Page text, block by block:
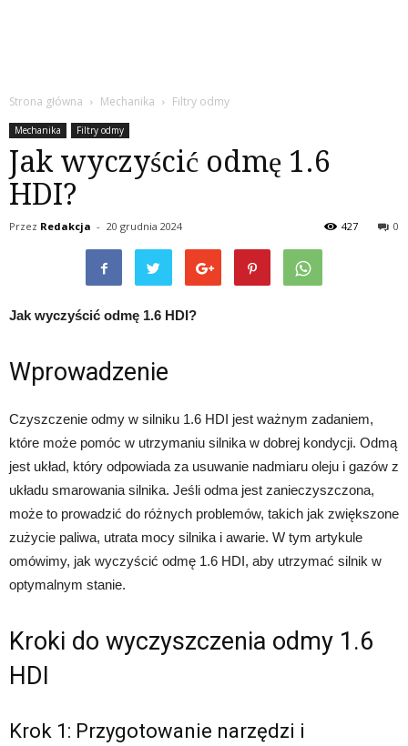
Strona główna Mechanika Filtry odmy
Mechanika Filtry odmy
Jak wyczyścić odmę 1.6
HDI?
Przez Redakcja - 20 grudnia 2024 0
427
Jak wyczyścić odmę 1.6 HDI?
Wprowadzenie
Czyszczenie odmy w silniku 1.6 HDI jest ważnym zadaniem,
które może pomóc w utrzymaniu silnika w dobrej kondycji. Odmą
jest układ, który odpowiada za usuwanie nadmiaru oleju i gazów z
układu smarowania silnika. Jeśli odma jest zanieczyszczona,
może to prowadzić do różnych problemów, takich jak zwiększone
zużycie paliwa, utrata mocy silnika i awarie. W tym artykule
omówimy, jak wyczyścić odmę 1.6 HDI, aby utrzymać silnik w
optymalnym stanie.
Kroki do wyczyszczenia odmy 1.6
HDI
Krok 1: Przygotowanie narzędzi i